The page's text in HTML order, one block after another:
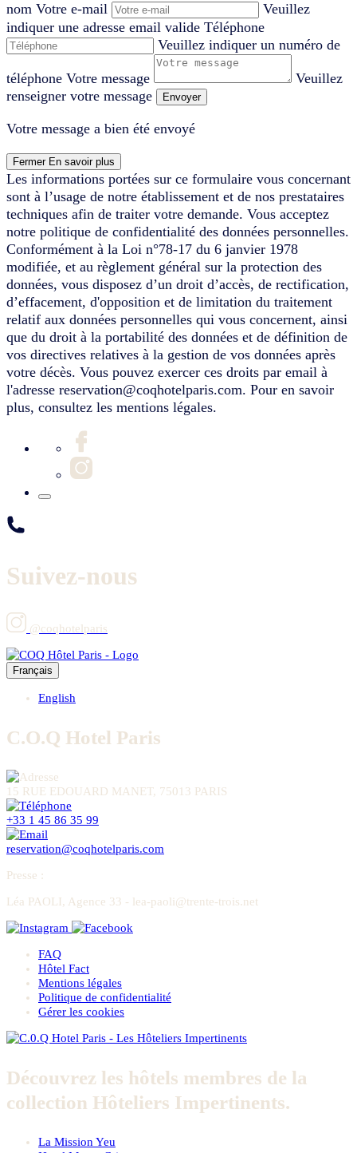
nom Votre e-mail
Veuillez
indiquer une adresse email valide Téléphone
Veuillez indiquer un numéro de
téléphone Votre message
Veuillez
renseigner votre message
Envoyer
Votre message a bien été envoyé
Fermer En savoir plus
Les informations portées sur ce formulaire vous concernant
sont à l’usage de notre établissement et de nos prestataires
techniques afin de traiter votre demande. Vous acceptez
notre politique de confidentialité des données personnelles.
Conformément à la Loi n°78-17 du 6 janvier 1978
modifiée, et au règlement général sur la protection des
données, vous disposez d’un droit d’accès, de rectification,
d’effacement, d'opposition et de limitation du traitement
relatif aux données personnelles qui vous concernent, ainsi
que du droit à la portabilité des données et de définition de
vos directives relatives à la gestion de vos données après
votre décès. Vous pouvez exercer ces droits par email à
l'adresse reservation@coqhotelparis.com. Pour en savoir
plus, consultez les mentions légales.
Suivez-nous
@coqhotelparis
Français
English
C.O.Q Hotel Paris
15 RUE EDOUARD MANET, 75013 PARIS
+33 1 45 86 35 99
reservation@coqhotelparis.com
Presse :
Léa PAOLI, Agence 33 - lea-paoli@trente-trois.net
FAQ
Hôtel Fact
Mentions légales
Politique de confidentialité
Gérer les cookies
Découvrez les hôtels membres de la
collection Hôteliers Impertinents.
La Mission Yeu